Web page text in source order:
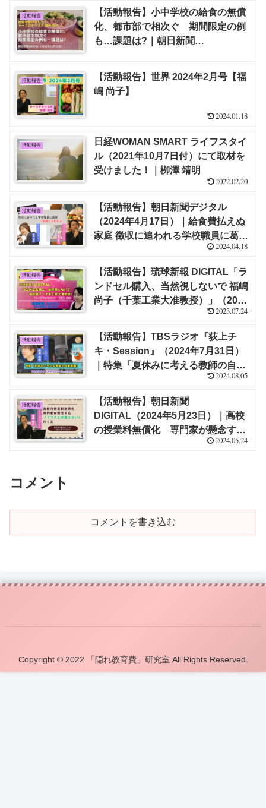
活動報告
【活動報告】小中学校の給食の無償
化、都市部で相次ぐ 期間限定の例
も…課題は?｜朝日新聞
活動報告
【活動報告】世界 2024年2月号【福
嶋 尚子】
2024.01.18
活動報告
日経WOMAN SMART ライフスタイ
ル（2021年10月7日付）にて取材を
受けました！｜栁澤 靖明
2022.02.20
活動報告
【活動報告】朝日新聞デジタル
（2024年4月17日）｜給食費払えぬ
家庭 徴収に追われる学校職員に葛藤
「無償化されれば」【栁澤 靖明＆福
2024.04.18
活動報告
【活動報告】琉球新報 DIGITAL「ラ
ンドセル購入、当然視しないで 福嶋
尚子（千葉工業大准教授）」（2023
年7月17日）｜福嶋 尚子（識者談
2023.07.24
活動報告
【活動報告】TBSラジオ『荻上チ
キ・Session』（2024年7月31日）
｜特集「夏休みに考える教師の自腹
2024.08.05
活動報告
【活動報告】朝日新聞
DIGITAL（2024年5月23日）｜高校
の授業料無償化 専門家が懸念する
「プラスとは言えない」行く末【福
2024.05.24
コメント
コメントを書き込む
Copyright © 2022 「隠れ教育費」研究室 All Rights Reserved.